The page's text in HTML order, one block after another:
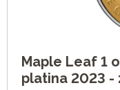
Maple Leaf 1
platina 2023 -